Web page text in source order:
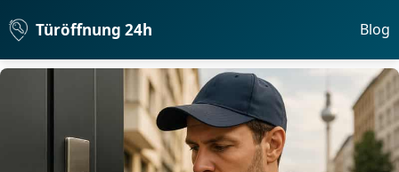
Türöffnung 24h Blog